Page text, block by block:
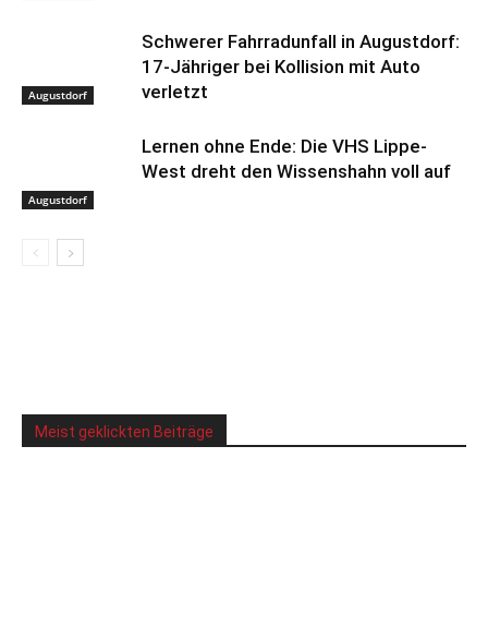
Augustdorf
Schwerer Fahrradunfall in Augustdorf:
17-Jähriger bei Kollision mit Auto
verletzt
Augustdorf
Lernen ohne Ende: Die VHS Lippe-
West dreht den Wissenshahn voll auf
Meist geklickten Beiträge